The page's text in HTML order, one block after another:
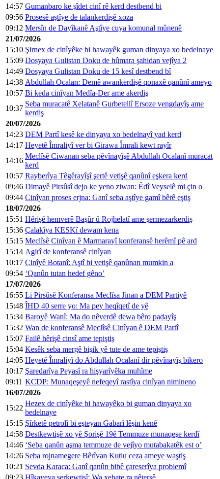
14:57 Gumanbaro ke şîdet cinî rê kerd destbend bi
09:56 Prosesê aştîye de talankerdişê xoza
09:12 Mersîn de Dayîkanê Aştîye cuya komunal mûnenê
21/07/2026
15:10 Şirnex de cinîyêke bi hawayêk guman dinyaya xo bedelnaye
15:09 Dosyaya Gulistan Doku de hûmara şahidan vejîya 2
14:49 Dosyaya Gulistan Doku de 15 kesî destbend bî
14:38 Abdullah Ocalan: Demê awankerdişê qonaxê qanûnî ameyo
10:57 Bi keda cinîyan Medîa-Der ame akerdiş
10:37
Seba muracatê Xelatanê Gurbetellî Ersoze vengdayîş ame
kerdiş
20/07/2026
14:23 DEM Partî kesê ke dinyaya xo bedelnayî yad kerd
14:17 Heyetê Îmraliyî ver bi Girawa Îmrali kewt rayîr
14:16
Meclîsê Ciwanan seba pêvînayîşê Abdullah Ocalanî muracat
kerd
10:57 Rayberîya Têgêrayîşî şertê vetişê qanûnî eşkera kerd
09:46 Dimayê Pirsûsî dejo ke yeno ziwan: Êdî Veyselê mi çin o
09:44 Cinîyan proses erjna: Ganî seba aştîye gamî bêrê eştiş
18/07/2026
15:51 Hêrişê hemverê Başûr û Rojhelatî ame şermezarkerdiş
15:36 Çalakîya KESKî dewam kena
15:15 Meclîsê Cinîyan ê Marmarayî konferansê herêmî pê ard
15:14 Agirî de konferansê cinîyan
10:17 Cinîyê Botanî: Aştî bi vetişê qanûnan mumkin a
09:54 ‘Qanûn tutan hedef gêno’
17/07/2026
16:55 Li Pirsûsê Konferansa Meclîsa Jinan a DEM Partiyê
15:48 ÎHD 40 serre yo: Ma pey heqîqetî de yê
15:34 Baroyê Wanî: Ma do nêverdê dewa bêro padayîş
15:32 Wan de konferansê Meclîsê Cinîyan ê DEM Partî
15:07 Failê hêrişê cinsî ame tepiştiş
15:04 Kesêk seba mergê bişik yê tute de ame tepiştiş
14:05 Heyetê Îmraliyî do Abdullah Ocalanî dir pêvînayîş bikero
10:17 Şaredarîya Peyasî ra hişyarîyêka muhîme
09:11 KCDP: Munaqeşeyê nefeqeyî rastîya cinîyan nimineno
16/07/2026
15:22
Hezex de cinîyêke bi hawayêko bi guman dinyaya xo
bedelnaye
15:15 Şîrketê petrolî bi eşteyan Gabarî lêşin kenê
14:58 Destkewtişê xo yê Şorişê 19ê Temmuze munaqeşe kerdî
14:46 ‘Seba qanûn aşma temmuze de vejîyo mutabakatêk est o’
14:26 Seba rojnamegere Bêrîvan Kutlu ceza ameye waştiş
10:21 Sevda Karaca: Ganî qanûn bibê çareserîya problemî
09:23 Hîkayeya serkewtişî: Wa xebate ra nêtersê